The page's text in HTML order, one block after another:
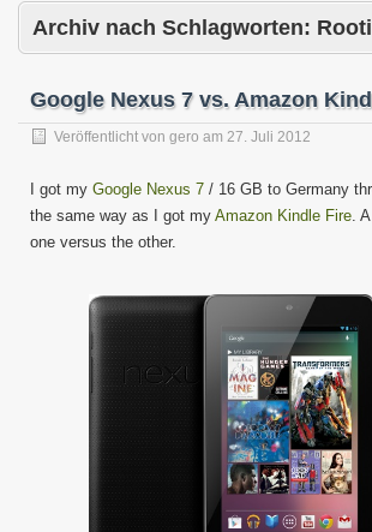
Archiv nach Schlagworten:
Google Nexus 7 vs. Amazon
Veröffentlicht von gero am 27. Juli 2012
I got my Google Nexus 7 / 16 GB to Germany
the same way as I got my Amazon Kindle Fire.
one versus the other.